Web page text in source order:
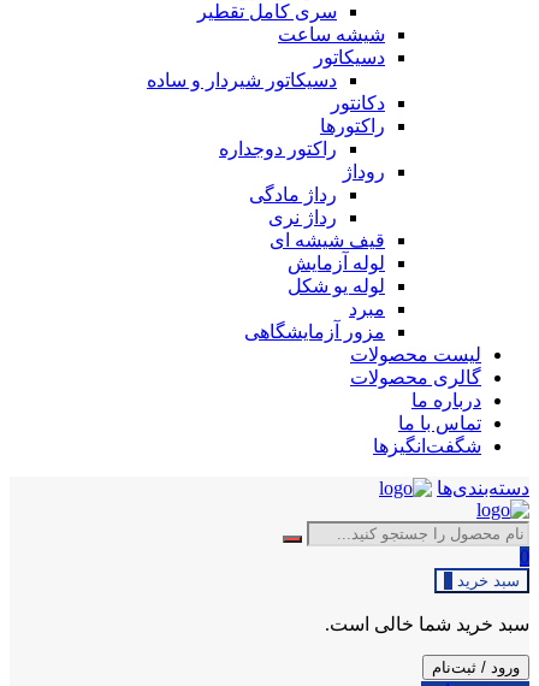
سری کامل تقطیر
شیشه ساعت
دسیکاتور
دسیکاتور شیردار و ساده
دکانتور
راکتورها
راکتور دوجداره
روداژ
رداژ مادگی
رداژ نری
قیف شیشه ای
لوله آزمایش
لوله یو شکل
مبرد
مزور آزمایشگاهی
لیست محصولات
گالری محصولات
درباره ما
تماس با ما
شگفت‌انگیزها
دسته‌بندی‌ها
0
سبد خرید
سبد خرید شما خالی است.
ورود / ثبت‌نام